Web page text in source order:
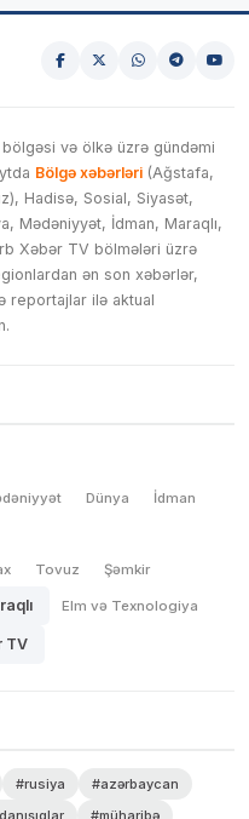
və ölkə üzrə gündəmi
Bölgə xəbərləri (Ağstafa,
Hadisə, Sosial, Siyasət,
Mədəniyyət, İdman, Maraqlı,
Xəbər TV bölmələri üzrə
ən son xəbərlər,
reportajlar ilə aktual
Dünya İdman
Tovuz Şəmkir
Elm və Texnologiya
TV
#rusiya
#azərbaycan
#müharibə